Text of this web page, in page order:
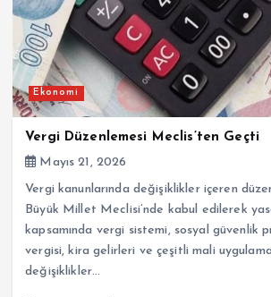
Ekonomi
Vergi Düzenlemesi Meclis’ten Geçti
Mayıs 21, 2026
Vergi kanunlarında değişiklikler içeren
Büyük Millet Meclisi’nde kabul edilerek
kapsamında vergi sistemi, sosyal güvenlik
vergisi, kira gelirleri ve çeşitli mali
değişiklikler…